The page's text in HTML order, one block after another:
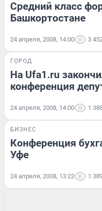
Средний класс
Башкортостане
24 апреля, 2008, 14:00 3
ГОРОД
На Ufa1.ru
конференция
24 апреля, 2008, 14:00 1
БИЗНЕС
Конференция
Уфе
24 апреля, 2008, 13:22 1